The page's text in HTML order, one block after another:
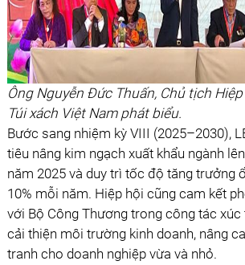
Ông Nguyễn Đức Thuấn, Chủ tịch
Túi xách Việt Nam phát biểu.
Bước sang nhiệm kỳ VIII (2025–2030),
tiêu nâng kim ngạch xuất khẩu ngành
năm 2025 và duy trì tốc độ tăng trưởng
10% mỗi năm. Hiệp hội cũng cam kết
với Bộ Công Thương trong công tác
cải thiện môi trường kinh doanh, nâng
tranh cho doanh nghiệp vừa và nhỏ.